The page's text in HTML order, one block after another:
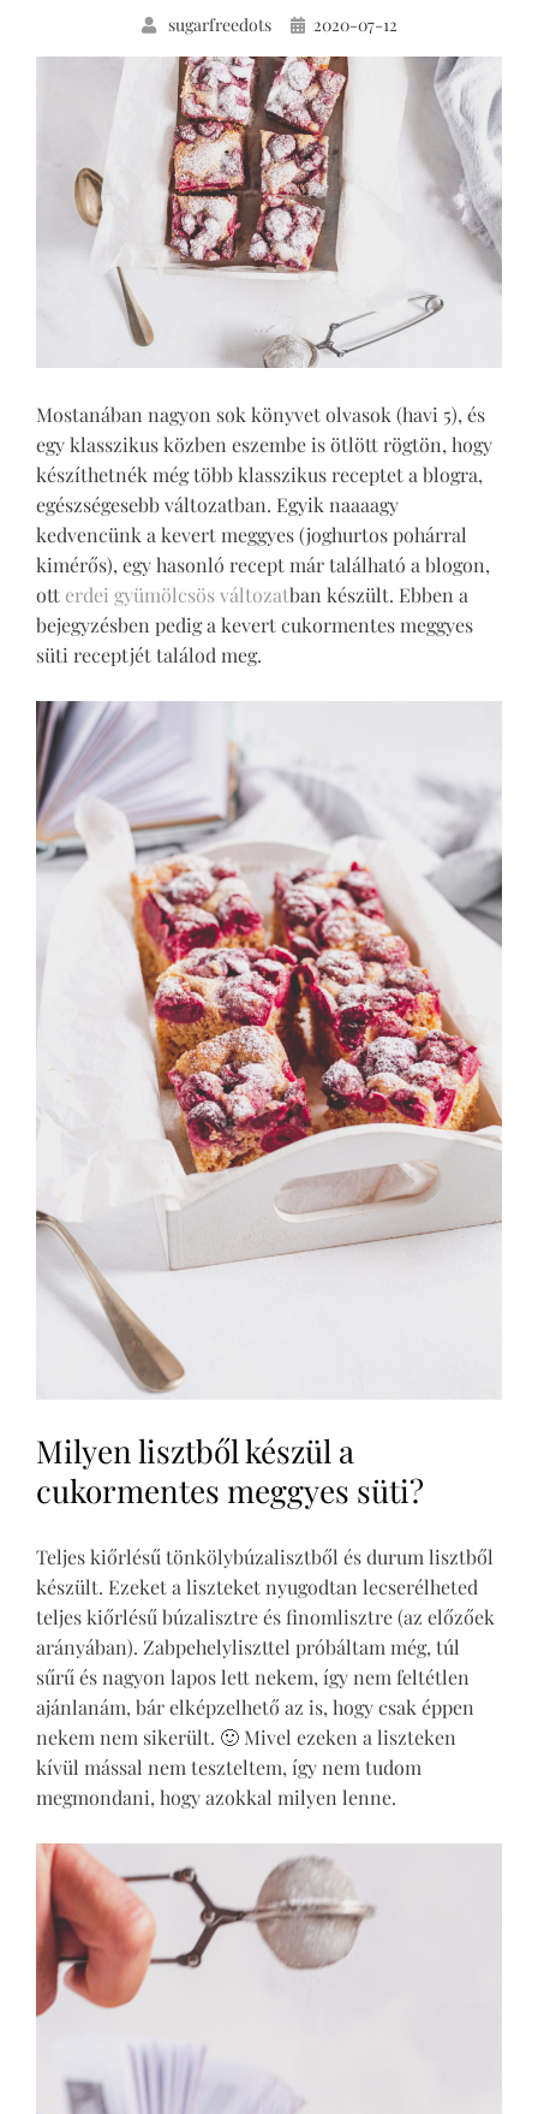
sugarfreedots Közzétéve
2020-07-12
Mostanában nagyon sok könyvet olvasok (havi 5), és
egy klasszikus közben eszembe is ötlött rögtön, hogy
készíthetnék még több klasszikus receptet a blogra,
egészségesebb változatban. Egyik naaaagy
kedvencünk a kevert meggyes (joghurtos pohárral
kimérős), egy hasonló recept már található a blogon,
ott erdei gyümölcsös változatban készült. Ebben a
bejegyzésben pedig a kevert cukormentes meggyes
süti receptjét találod meg.
Milyen lisztből készül a
cukormentes meggyes süti?
Teljes kiőrlésű tönkölybúzalisztből és durum lisztből
készült. Ezeket a liszteket nyugodtan lecserélheted
teljes kiőrlésű búzalisztre és finomlisztre (az előzőek
arányában). Zabpehelyliszttel próbáltam még, túl
sűrű és nagyon lapos lett nekem, így nem feltétlen
ajánlanám, bár elképzelhető az is, hogy csak éppen
nekem nem sikerült. 🙂 Mivel ezeken a liszteken
kívül mással nem teszteltem, így nem tudom
megmondani, hogy azokkal milyen lenne.